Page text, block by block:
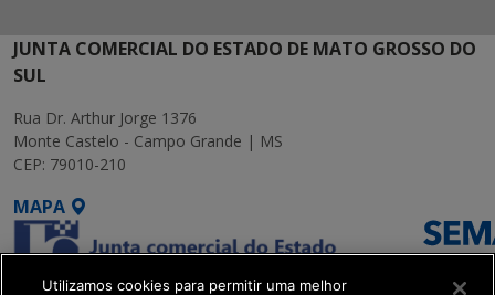
JUNTA COMERCIAL DO ESTADO DE MATO GROSSO DO
SUL
Rua Dr. Arthur Jorge 1376
Monte Castelo - Campo Grande | MS
CEP: 79010-210
MAPA
Utilizamos cookies para permitir uma melhor